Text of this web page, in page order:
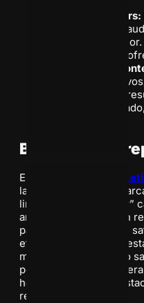
Micro-influencers:
permite llegar a
confianza
ofrece alcance,
Marketing de
anuncios
contenidos que
canal está
Blindando su
En La Agencia D
la relación entre su
limitamos a “encender”
analizamos el volumen
para evitar el punto de
efectivo es el arte de
molestia. En un mundo
pero vacíos, la
honestidad y la
recursos.